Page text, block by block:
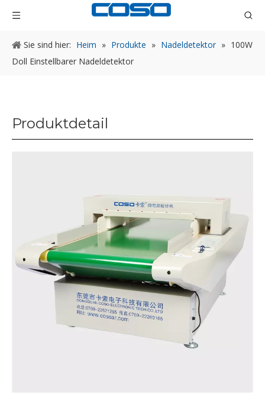
Sie sind hier: Heim » Produkte » Nadeldetektor » 100W
Doll Einstellbarer Nadeldetektor
Produktdetail